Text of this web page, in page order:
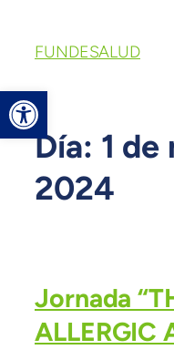
Abrir barra
FUNDESALUD
Día: 1 de
2024
Jornada
ALLERGIC